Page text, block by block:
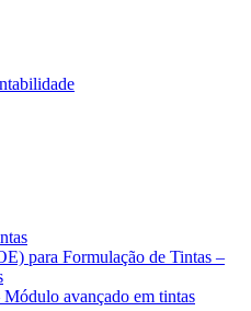
para Formulação de Tintas –
avançado em tintas